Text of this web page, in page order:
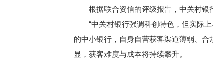
根据联合资信的评级报告，中关村银行
“中关村银行强调科创特色，但实际上
的中小银行，自身自营获客渠道薄弱、
显，获客难度与成本将持续攀升。